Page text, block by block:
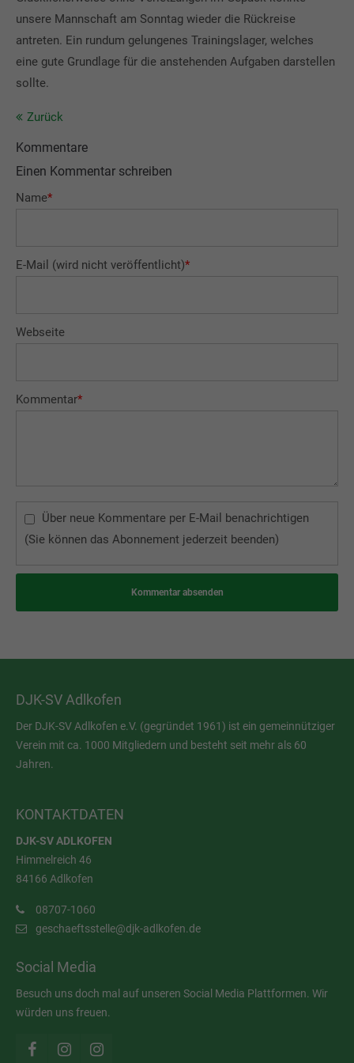
unsere Mannschaft am Sonntag wieder die Rückreise
antreten. Ein rundum gelungenes Trainingslager, welches
eine gute Grundlage für die anstehenden Aufgaben darstellen
sollte.
Zurück
Kommentare
Einen Kommentar schreiben
Name*
E-Mail (wird nicht veröffentlicht)*
Webseite
Kommentar*
Über neue Kommentare per E-Mail benachrichtigen
(Sie können das Abonnement jederzeit beenden)
Kommentar absenden
DJK-SV Adlkofen
Der DJK-SV Adlkofen e.V. (gegründet 1961) ist ein gemeinnütziger
Verein mit ca. 1000 Mitgliedern und besteht seit mehr als 60
Jahren.
KONTAKTDATEN
DJK-SV ADLKOFEN
Himmelreich 46
84166 Adlkofen
08707-1060
geschaeftsstelle@djk-adlkofen.de
Social Media
Besuch uns doch mal auf unseren Social Media Plattformen. Wir
würden uns freuen.